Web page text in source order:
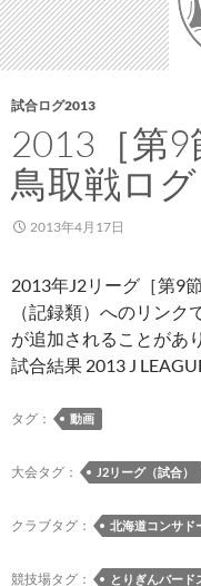
試合ログ2013
2013［第9
鳥取戦ログ
2013年4月17日
2013年J2リーグ［第9
（記録類）へのリンク
が追加されることがあ
試合結果 2013 J
タグ： 動画
大会タグ： J2リーグ（試合）
クラブタグ： 北海道コンサド
競技場タグ： とりぎんバード